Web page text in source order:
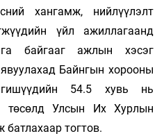
хангамж, нийлүүлэлт
үйл ажиллагаанд
байгааг ажлын хэсэг
Байнгын хорооны
54.5 хувь нь
төсөлд Улсын Их Хурлын
батлахаар тогтов.